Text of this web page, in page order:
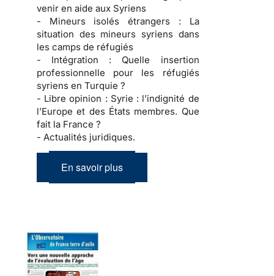
venir en aide aux Syriens
- Mineurs isolés étrangers : La
situation des mineurs syriens dans
les camps de réfugiés
- Intégration : Quelle insertion
professionnelle pour les réfugiés
syriens en Turquie ?
- Libre opinion : Syrie : l’indignité de
l’Europe et des États membres. Que
fait la France ?
- Actualités juridiques.
En savoir plus